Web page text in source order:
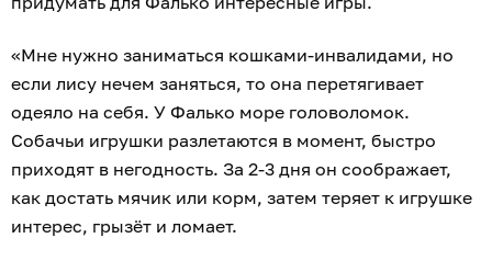
«Мне нужно заниматься кошками-инвалидами, но
если лису нечем заняться, то она перетягивает
одеяло на себя. У Фалько море головоломок.
Собачьи игрушки разлетаются в момент, быстро
приходят в негодность. За 2-3 дня он соображает,
как достать мячик или корм, затем теряет к игрушке
интерес, грызёт и ломает.